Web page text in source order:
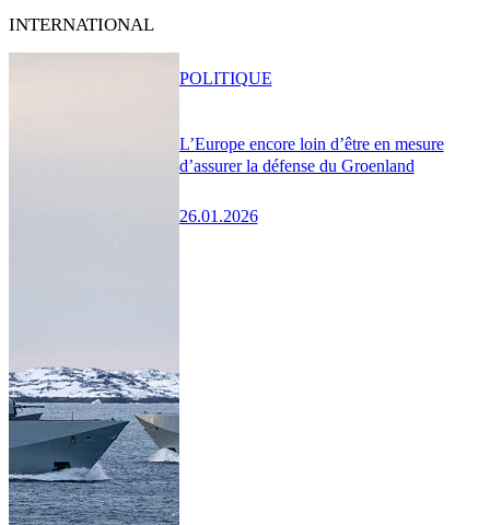
INTERNATIONAL
L’Europe encore loin d’être en mesure
d’assurer la défense du Groenland
26.01.2026
POLITIQUE